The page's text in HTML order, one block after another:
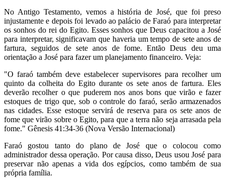
No Antigo Testamento, vemos a história de José, que foi preso
injustamente e depois foi levado ao palácio de Faraó para interpretar
os sonhos do rei do Egito. Esses sonhos que Deus capacitou a José
para interpretar, significavam que haveria um tempo de sete anos de
fartura, seguidos de sete anos de fome. Então Deus deu uma
orientação a José para fazer um planejamento financeiro. Veja:
"O faraó também deve estabelecer supervisores para recolher um
quinto da colheita do Egito durante os sete anos de fartura. Eles
deverão recolher o que puderem nos anos bons que virão e fazer
estoques de trigo que, sob o controle do faraó, serão armazenados
nas cidades. Esse estoque servirá de reserva para os sete anos de
fome que virão sobre o Egito, para que a terra não seja arrasada pela
fome." Gênesis 41:34-36 (Nova Versão Internacional)
Faraó gostou tanto do plano de José que o colocou como
administrador dessa operação. Por causa disso, Deus usou José para
preservar não apenas a vida dos egípcios, como também de sua
própria família.